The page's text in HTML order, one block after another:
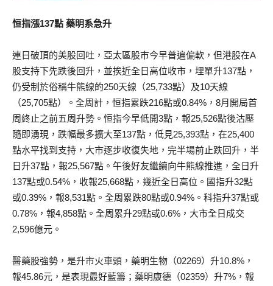
恒指漲137點 藥明系急升
連日破頂的美股回吐，亞太區股市今早普遍偏軟，但港股在A
股支持下先跌後回升，並挨近全日高位收市，埋單升137點，
仍受制於俗稱牛熊線的250天線（25,733點）及10天線
（25,705點）。全周計，恒指累跌216點或0.84%，8月開局首
周終止之前五周升勢。恒指今早低開3點，報25,526點後沽壓
隨即湧現，跌幅最多擴大至137點，低見25,393點，在25,400
點水平找到支持，大市逐步收復失地，完半場前止跌回升，半
日升37點，報25,567點。午後好友繼續向牛熊線推進，全日升
137點或0.54%，收報25,668點，幾近全日高位。國指升32點
或0.39%，報8,531點。全周累跌80點或0.94%。科指升37點或
0.78%，報4,858點。全周累升29點或0.6%，大市全日成交
2,596億元。
醫藥股強勢，是升市火車頭，藥明生物（02269）升10.8%，
報45.86元，是表現最好藍籌；藥明康德（02359）升7%，報